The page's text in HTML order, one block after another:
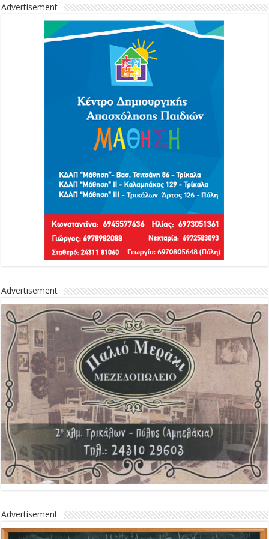
Advertisement
Advertisement
Advertisement